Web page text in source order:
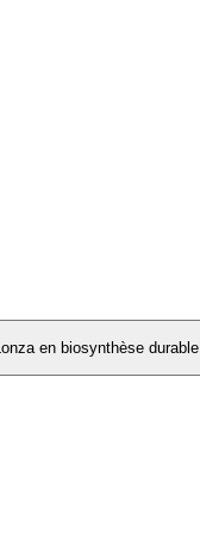
en biosynthèse durable